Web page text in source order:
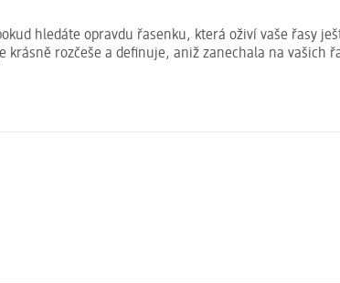
hledáte opravdu řasenku, která oživí vaše řasy
rozčeše a definuje, aniž zanechala na